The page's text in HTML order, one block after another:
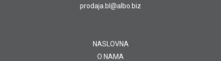
prodaja.bl@albo.biz
NASLOVNA
O NAMA